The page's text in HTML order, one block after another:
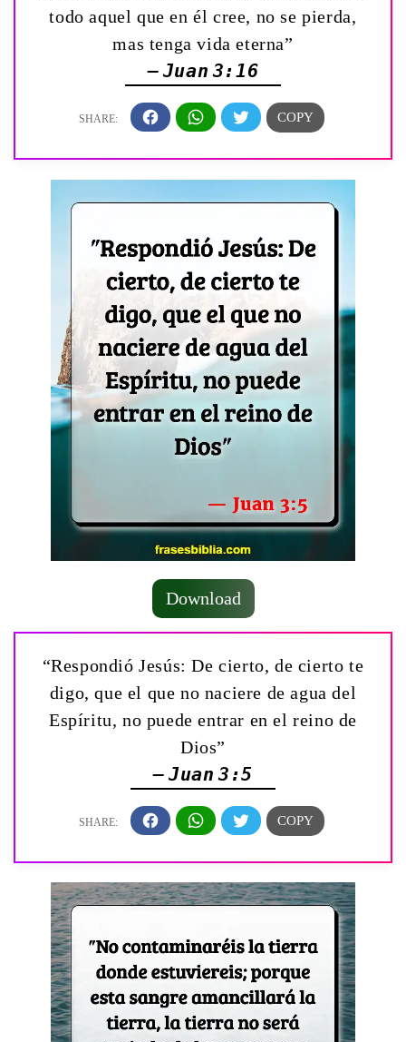
todo aquel que en él cree, no se pierda,
mas tenga vida eterna”
— Juan 3:16
Download
“Respondió Jesús: De cierto, de cierto te
digo, que el que no naciere de agua del
Espíritu, no puede entrar en el reino de
Dios”
— Juan 3:5